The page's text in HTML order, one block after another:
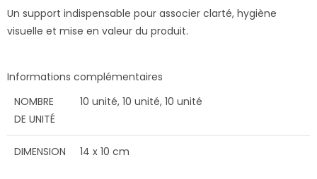
Un support indispensable pour associer clarté, hygiène
visuelle et mise en valeur du produit.
Informations complémentaires
NOMBRE
DE UNITÉ
10 unité, 10 unité, 10 unité
DIMENSION 14 x 10 cm